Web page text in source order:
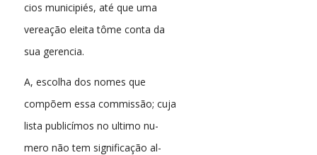
cios municipiés, até que uma
vereação eleita tôme conta da
sua gerencia.
A, escolha dos nomes que
compõem essa commissão; cuja
lista publicímos no ultimo nu-
mero não tem significação al-